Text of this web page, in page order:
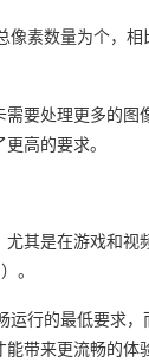
素数量为个，相
要处理更多的图
高的要求。
其是在游戏和视
。
运行的最低要求
带来更流畅的体